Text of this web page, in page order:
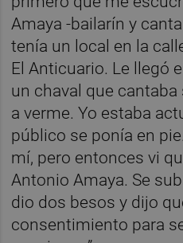
Amaya -bailarín y
tenía un local en la
El Anticuario. Le llegó
un chaval que
a verme. Yo estaba
público se ponía en
mí, pero entonces vi
Antonio Amaya. Se
dio dos besos y dijo
consentimiento para